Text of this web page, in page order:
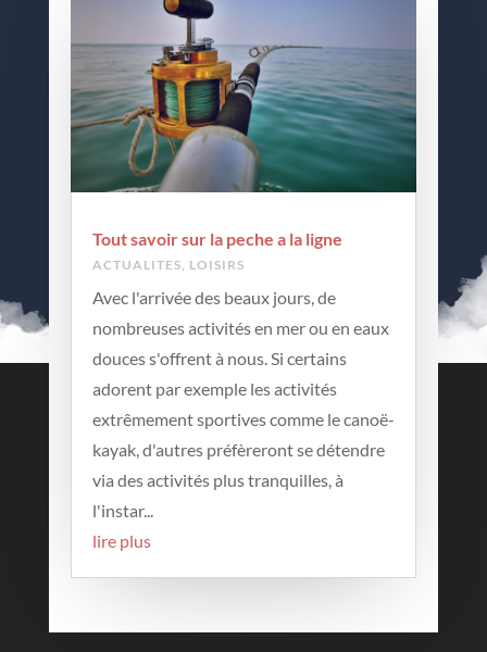
Tout savoir sur la peche a la ligne
ACTUALITES, LOISIRS
Avec l'arrivée des beaux jours, de
nombreuses activités en mer ou en eaux
douces s'offrent à nous. Si certains
adorent par exemple les activités
extrêmement sportives comme le canoë-
kayak, d'autres préfèreront se détendre
via des activités plus tranquilles, à
l'instar...
lire plus
Contactez-nous
Contact
Mentions légales